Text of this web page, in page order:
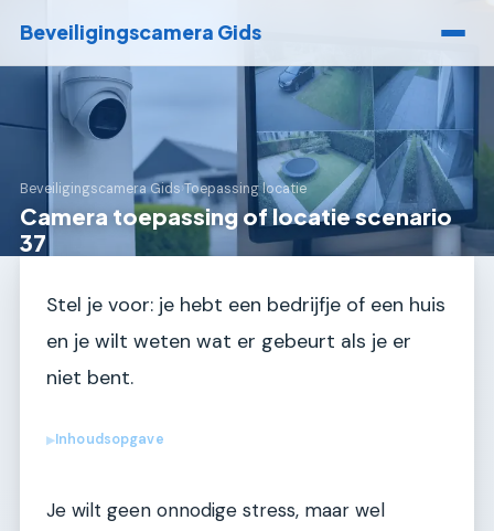
Beveiligingscamera Gids
Beveiligingscamera Gids›Toepassing locatie
Camera toepassing of locatie scenario
37
Stel je voor: je hebt een bedrijfje of een huis
en je wilt weten wat er gebeurt als je er
niet bent.
▶Inhoudsopgave
Je wilt geen onnodige stress, maar wel